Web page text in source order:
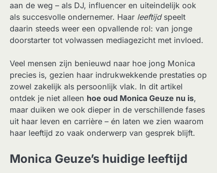
aan de weg – als DJ, influencer en uiteindelijk ook
als succesvolle ondernemer. Haar leeftijdspeelt
daarin steeds weer een opvallende rol: van jonge
doorstarter tot volwassen mediagezicht met invloed.
Veel mensen zijn benieuwd naar hoe jong Monica
precies is, gezien haar indrukwekkende prestaties op
zowel zakelijk als persoonlijk vlak. In dit artikel
ontdek je niet alleen hoe oud Monica Geuze nu is,
maar duiken we ook dieper in de verschillende fases
uit haar leven en carrière – én laten we zien waarom
haar leeftijd zo vaak onderwerp van gesprek blijft.
Monica Geuze’s huidige leeftijd